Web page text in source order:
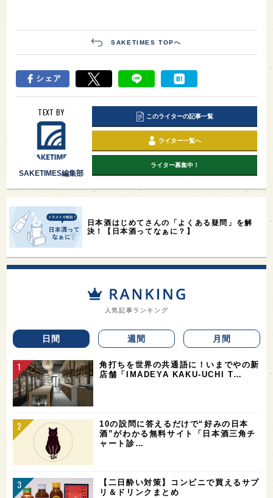
SAKETIMES TOPへ
シェア
TEXT BY
SAKETIMES編集部
このライターの記事一覧
ライター一覧へ
ライター募集中！
日本酒はじめてさんの「よくある疑問」を解
決！【日本酒ってなぁに？】
人気記事ランキング
日間 週間 月間
角打ちを世界の共通語に！いまでやの新
店舗「IMADEYA KAKU-UCHI T…
10の設問に答えるだけで“好みの日本
酒”がわかる無料サイト「日本酒三角チ
ャート診…
【二日酔い対策】コンビニで買えるサプ
リ＆ドリンクまとめ